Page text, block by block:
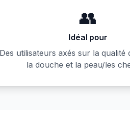
👥
Idéal pour
Des utilisateurs axés sur la qualité
la douche et la peau/les